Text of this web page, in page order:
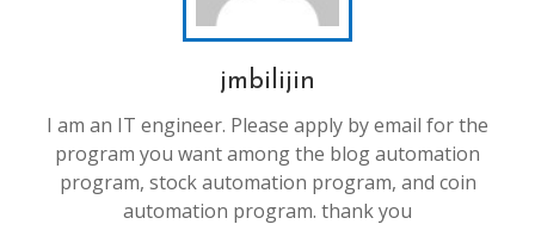
jmbilijin
I am an IT engineer. Please apply by email for the
program you want among the blog automation
program, stock automation program, and coin
automation program. thank you